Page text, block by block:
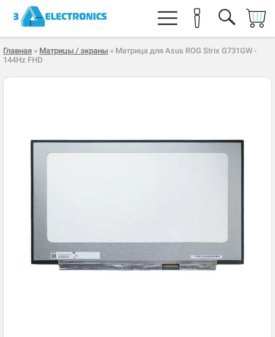
Главная » Матрицы / экраны » Матрица для Asus ROG Strix G731GW -
144Hz FHD